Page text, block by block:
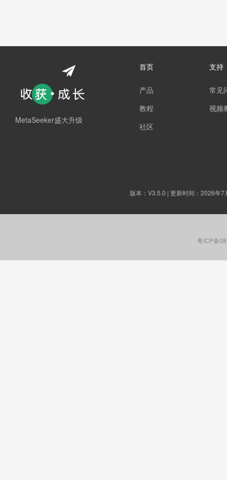
MetaSeeker盛大升级
首页
产品
教程
社区
支持
常见
视频
版本： V3.5.0 | 更新时间：2026年
粤ICP备